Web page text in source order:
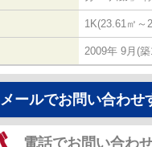
1K(23.61㎡～
2009年 9月(
メールでお問い合わせ
電話でお問い合わ